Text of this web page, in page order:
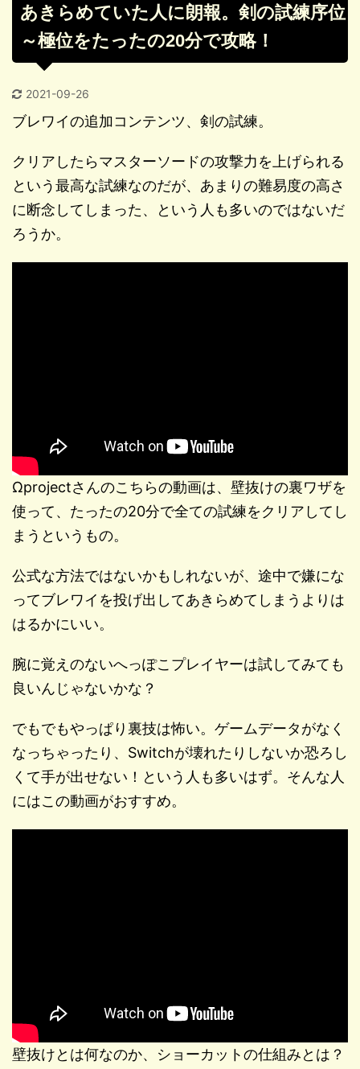
あきらめていた人に朗報。剣の試練序位
～極位をたったの20分で攻略！
2021-09-26
ブレワイの追加コンテンツ、剣の試練。
クリアしたらマスターソードの攻撃力を上げられる
という最高な試練なのだが、あまりの難易度の高さ
に断念してしまった、という人も多いのではないだ
ろうか。
Ωprojectさんのこちらの動画は、壁抜けの裏ワザを
使って、たったの20分で全ての試練をクリアしてし
まうというもの。
公式な方法ではないかもしれないが、途中で嫌にな
ってブレワイを投げ出してあきらめてしまうよりは
はるかにいい。
腕に覚えのないへっぽこプレイヤーは試してみても
良いんじゃないかな？
でもでもやっぱり裏技は怖い。ゲームデータがなく
なっちゃったり、Switchが壊れたりしないか恐ろし
くて手が出せない！という人も多いはず。そんな人
にはこの動画がおすすめ。
壁抜けとは何なのか、ショーカットの仕組みとは？